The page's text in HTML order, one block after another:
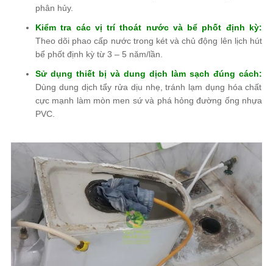
phân hủy.
Kiểm tra các vị trí thoát nước và bể phốt định kỳ:
Theo dõi phao cấp nước trong két và chủ động lên lịch hút
bể phốt định kỳ từ 3 – 5 năm/lần.
Sử dụng thiết bị và dung dịch làm sạch đúng cách:
Dùng dung dịch tẩy rửa dịu nhẹ, tránh lạm dụng hóa chất
cực mạnh làm mòn men sứ và phá hỏng đường ống nhựa
PVC.